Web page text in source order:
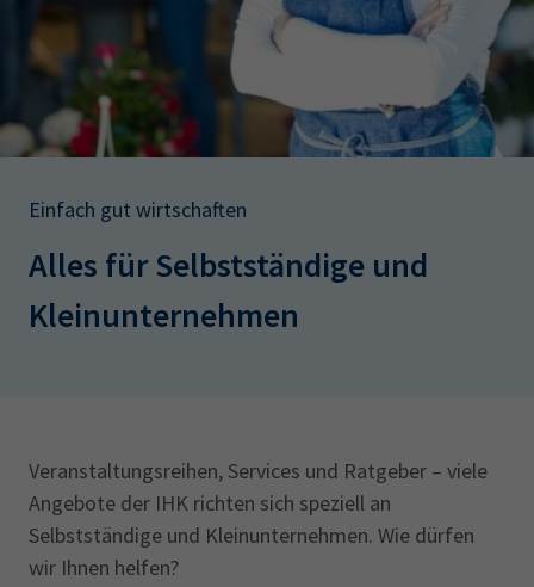
Leichte Sprache
IHK regional
Karriere
AdA
34d
Prüfungstermine
Wirtschaftsfachwirt
34f
Sachkundeprüfung
Berichtsheft
AEVO
34i
Betriebswirt Prüfbericht
Einfach gut wirtschaften
Alles für Selbstständige und
Kleinunternehmen
Veranstaltungsreihen, Services und Ratgeber – viele
Angebote der IHK richten sich speziell an
Selbstständige und Kleinunternehmen. Wie dürfen
wir Ihnen helfen?